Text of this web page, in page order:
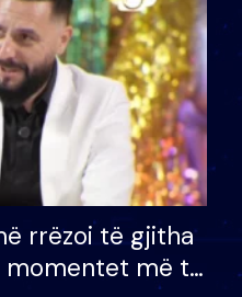
rrëzoi të gjitha
momentet më të